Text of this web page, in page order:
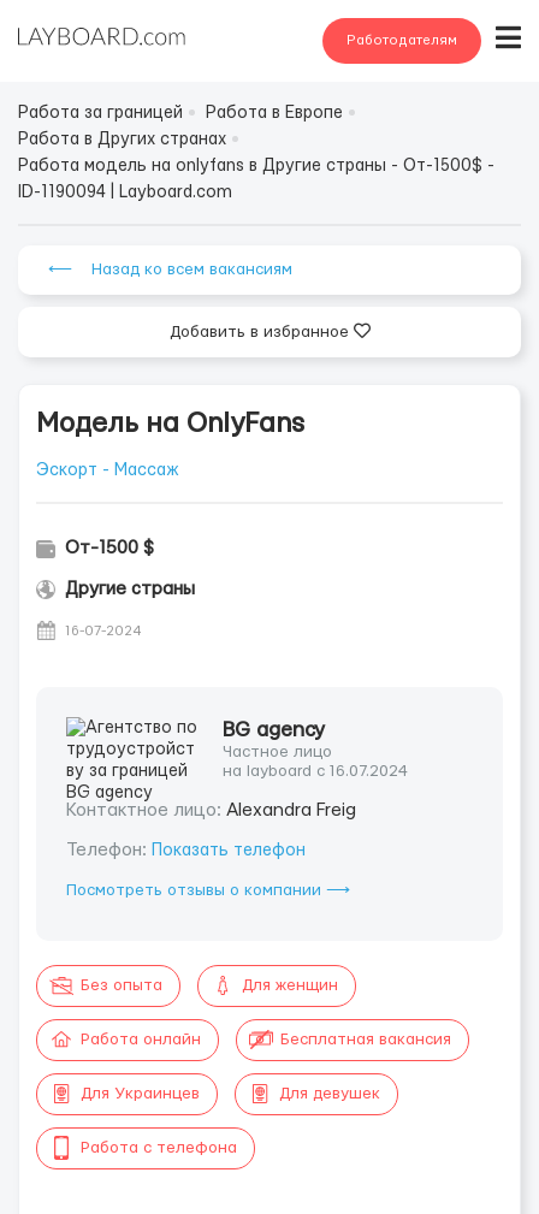
Работодателям
Работа за границей
Работа в Европе
Работа в Других странах
Работа модель на onlyfans в Другие страны - От-1500$ -
ID-1190094 | Layboard.com
⟵ Назад ко всем вакансиям
Добавить в избранное
Модель на OnlyFans
Эскорт - Массаж
От-1500 $
Другие страны
16-07-2024
BG agency
Частное лицо
на layboard с 16.07.2024
Контактное лицо: Alexandra Freig
Телефон: Показать телефон
Посмотреть отзывы о компании ⟶
Без опыта Для женщин
Работа онлайн Бесплатная вакансия
Для Украинцев Для девушек
Работа с телефона